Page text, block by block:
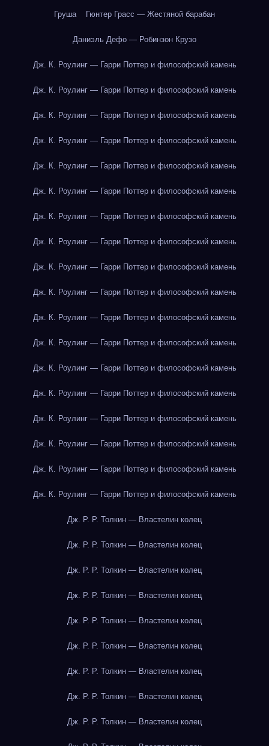
Груша Гюнтер Грасс — Жестяной барабан
Даниэль Дефо — Робинзон Крузо
Дж. К. Роулинг — Гарри Поттер и философский камень
Дж. К. Роулинг — Гарри Поттер и философский камень
Дж. К. Роулинг — Гарри Поттер и философский камень
Дж. К. Роулинг — Гарри Поттер и философский камень
Дж. К. Роулинг — Гарри Поттер и философский камень
Дж. К. Роулинг — Гарри Поттер и философский камень
Дж. К. Роулинг — Гарри Поттер и философский камень
Дж. К. Роулинг — Гарри Поттер и философский камень
Дж. К. Роулинг — Гарри Поттер и философский камень
Дж. К. Роулинг — Гарри Поттер и философский камень
Дж. К. Роулинг — Гарри Поттер и философский камень
Дж. К. Роулинг — Гарри Поттер и философский камень
Дж. К. Роулинг — Гарри Поттер и философский камень
Дж. К. Роулинг — Гарри Поттер и философский камень
Дж. К. Роулинг — Гарри Поттер и философский камень
Дж. К. Роулинг — Гарри Поттер и философский камень
Дж. К. Роулинг — Гарри Поттер и философский камень
Дж. К. Роулинг — Гарри Поттер и философский камень
Дж. Р. Р. Толкин — Властелин колец
Дж. Р. Р. Толкин — Властелин колец
Дж. Р. Р. Толкин — Властелин колец
Дж. Р. Р. Толкин — Властелин колец
Дж. Р. Р. Толкин — Властелин колец
Дж. Р. Р. Толкин — Властелин колец
Дж. Р. Р. Толкин — Властелин колец
Дж. Р. Р. Толкин — Властелин колец
Дж. Р. Р. Толкин — Властелин колец